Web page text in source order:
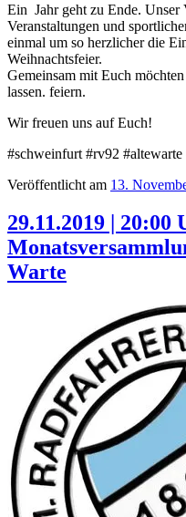
Ein Jahr geht zu Ende.
Veranstaltungen und
einmal um so herzlicher die
Weihnachtsfeier.
Gemeinsam mit Euch
lassen. feiern.
Wir freuen uns auf Euch!
#schweinfurt #rv92
Veröffentlicht am 13.
29.11.2019 | 20:00
Warte